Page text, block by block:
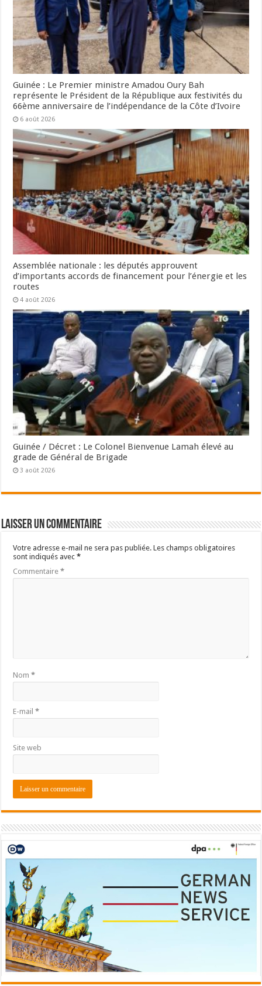
Guinée : Le Premier ministre Amadou Oury Bah
représente le Président de la République aux festivités du
66ème anniversaire de l’indépendance de la Côte d’Ivoire
6 août 2026
Assemblée nationale : les députés approuvent
d’importants accords de financement pour l’énergie et les
routes
4 août 2026
Guinée / Décret : Le Colonel Bienvenue Lamah élevé au
grade de Général de Brigade
3 août 2026
Laisser un commentaire
Votre adresse e-mail ne sera pas publiée. Les champs obligatoires
sont indiqués avec*
Commentaire*
Nom*
E-mail*
Site web